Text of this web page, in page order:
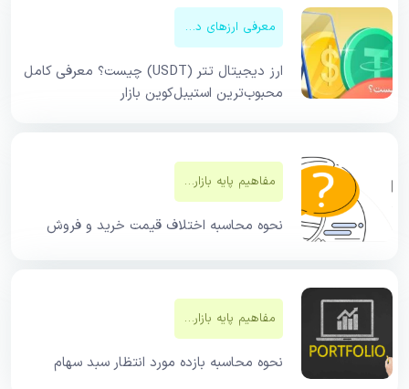
معرفی ارزهای دیجیتال
ارز دیجیتال تتر (USDT) چیست؟ معرفی کامل
محبوب‌ترین استیبل‌کوین بازار
مفاهیم پایه بازار‌های مالی
نحوه محاسبه اختلاف قیمت خرید و فروش
مفاهیم پایه بازار‌های مالی
نحوه محاسبه بازده مورد انتظار سبد سهام